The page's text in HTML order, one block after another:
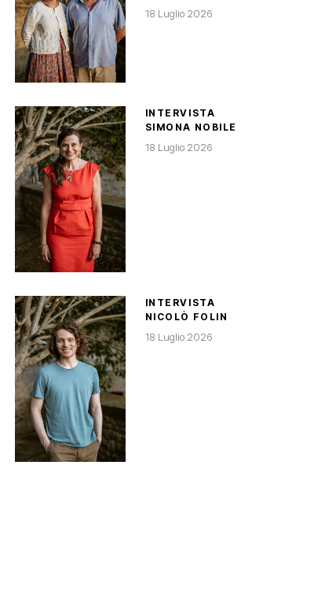
18 Luglio 2026
INTERVISTA
SIMONA NOBILE
18 Luglio 2026
INTERVISTA
NICOLÒ FOLIN
18 Luglio 2026